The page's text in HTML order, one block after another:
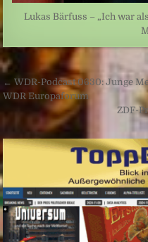
Lukas Bärfuss – „Ich war
← WDR-Podcast 0630: Junge
WDR Europaforum
ZDF-